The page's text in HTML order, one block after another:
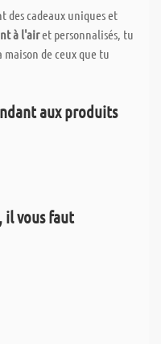
des cadeaux uniques et
à l'airet personnalisés, tu
de ceux que tu
aux produits
il vous faut